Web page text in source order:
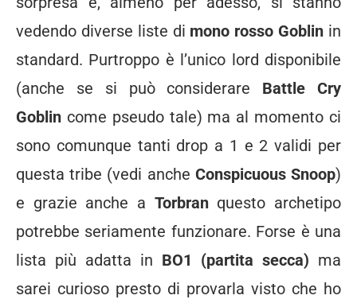
vedendo diverse liste di mono rosso Goblin in
standard. Purtroppo è l’unico lord disponibile
(anche se si può considerare Battle Cry
Goblin come pseudo tale) ma al momento ci
sono comunque tanti drop a 1 e 2 validi per
questa tribe (vedi anche Conspicuous Snoop)
e grazie anche a Torbranquesto archetipo
potrebbe seriamente funzionare. Forse è una
lista più adatta in BO1 (partita secca) ma
sarei curioso presto di provarla visto che ho